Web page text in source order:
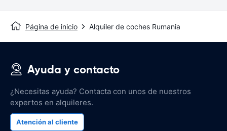
Página de inicio Alquiler de coches Rumania
Ayuda y contacto
¿Necesitas ayuda? Contacta con unos de nuestros
expertos en alquileres.
Atención al cliente